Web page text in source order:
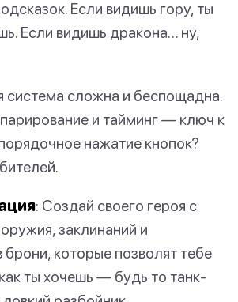
Если видишь гору, ты
Если видишь дракона… ну,
система сложна и беспощадна.
и тайминг — ключ к
нажатие кнопок?
: Создай своего героя с
заклинаний и
брони, которые позволят тебе
ты хочешь — будь то танк-